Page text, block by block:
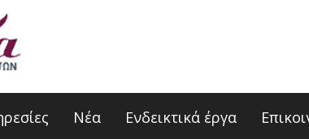
Νέα Ενδεικτικά έργα